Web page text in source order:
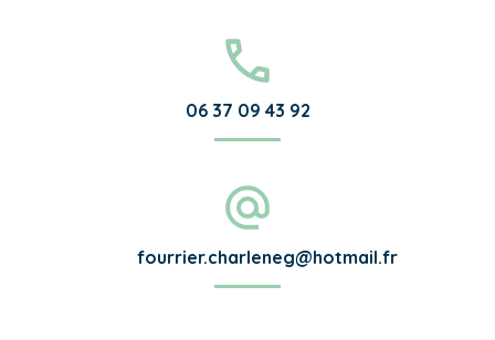
06 37 09 43 92
fourrier.charleneg@hotmail.fr